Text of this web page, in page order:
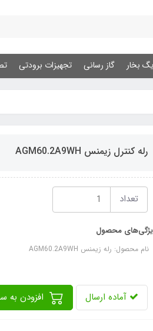
بخار گاز رسانی تجهیزات برودتی
رله کنترل زیمنس AGM60.2A9WH
تعداد
محصول
نام محصول: رله زیمنس AGM60.2A9WH
آماده ارسال